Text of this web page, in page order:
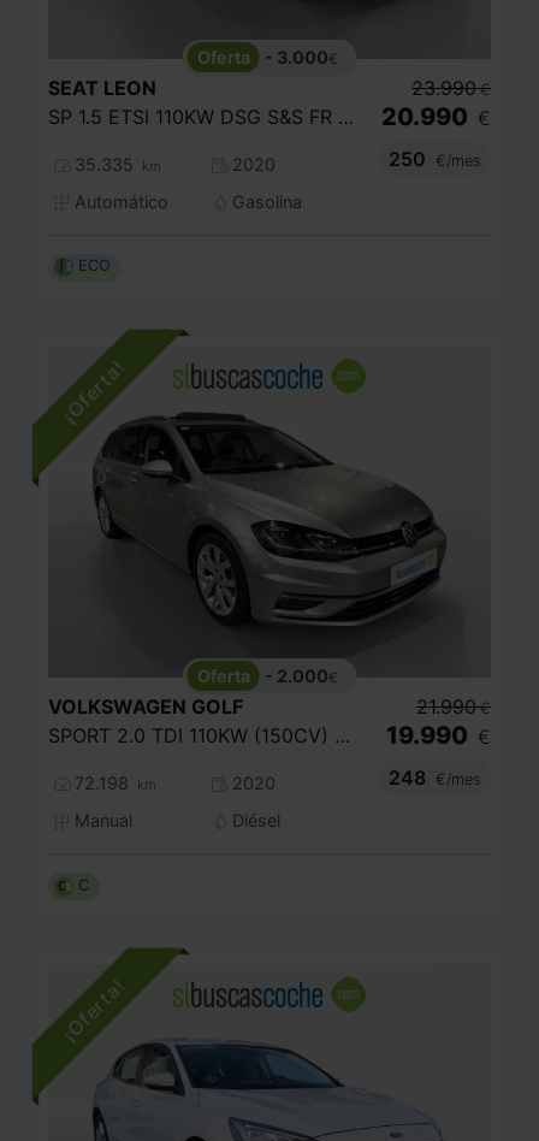
- 3.000€
SEAT LEON
SP 1.5 ETSI 110KW DSG S&S FR GO XL
35.335 km
2020
Automático
Gasolina
23.990 €
20.990 €
250
€/mes
ECO
- 2.000€
VOLKSWAGEN GOLF
SPORT 2.0 TDI 110KW (150CV) DSG VARIANT
72.198 km
2020
Manual
Diésel
21.990 €
19.990 €
248
€/mes
C